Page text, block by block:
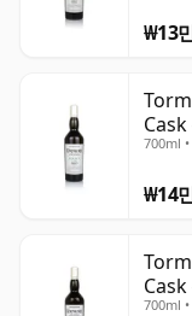
₩13
700ml
₩14
700ml